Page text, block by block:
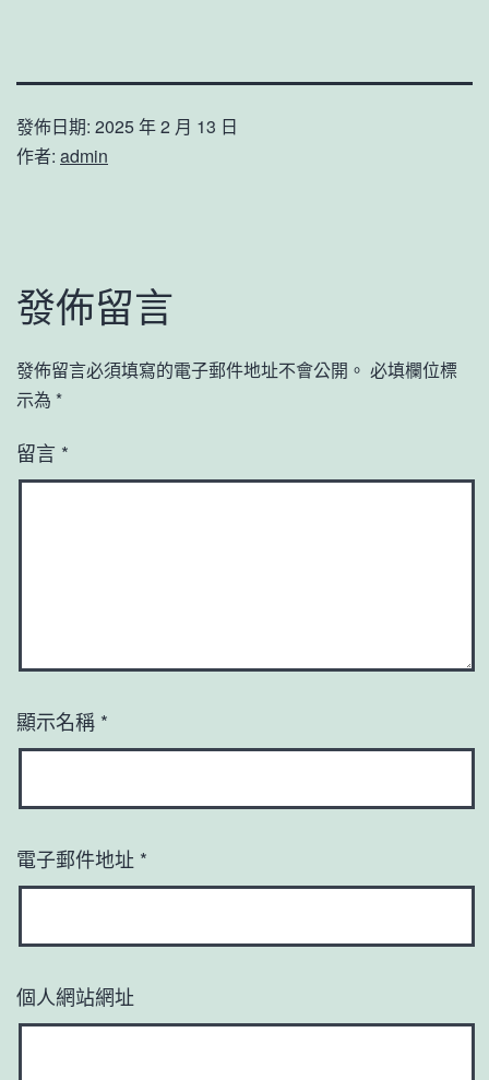
發佈日期: 2025 年 2 月 13 日
作者: admin
發佈留言
發佈留言必須填寫的電子郵件地址不會公開。 必填欄位標
示為 *
留言 *
顯示名稱 *
電子郵件地址 *
個人網站網址